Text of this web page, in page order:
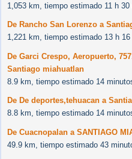
1,053 km, tiempo estimado 11 h 30
De Rancho San Lorenzo a
1,221 km, tiempo estimado 13 h 16
De Garci Crespo, Aeropuerto,
Santiago miahuatlan
8.9 km, tiempo estimado 14
De De deportes,tehuacan a
8.8 km, tiempo estimado 14
De Cuacnopalan a SANTIAGO
49.9 km, tiempo estimado 43